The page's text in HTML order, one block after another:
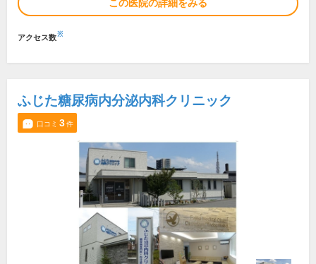
この医院の詳細をみる
アクセス数※
ふじた糖尿病内分泌内科クリニック
口コミ 3件